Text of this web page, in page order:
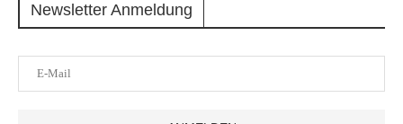
Newsletter Anmeldung